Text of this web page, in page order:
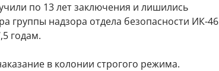
по 13 лет заключения и лишились
группы надзора отдела безопасности ИК-46
годам.
в колонии строгого режима.